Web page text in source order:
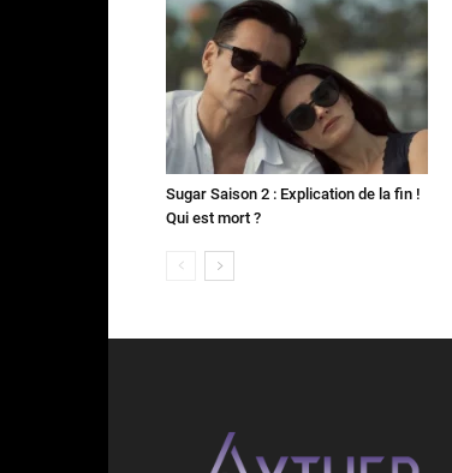
Sugar Saison 2 : Explication de la fin !
Qui est mort ?